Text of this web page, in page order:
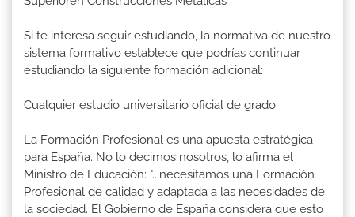
Si te interesa seguir estudiando, la normativa de nuestro
sistema formativo establece que podrías continuar
estudiando la siguiente formación adicional:
Cualquier estudio universitario oficial de grado
La Formación Profesional es una apuesta estratégica
para España. No lo decimos nosotros, lo afirma el
Ministro de Educación: "...necesitamos una Formación
Profesional de calidad y adaptada a las necesidades de
la sociedad. El Gobierno de España considera que esto